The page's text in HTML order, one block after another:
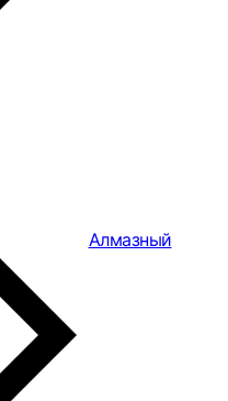
Алмазный